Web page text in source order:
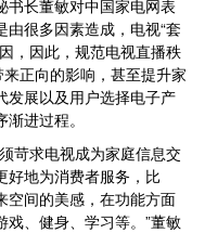
书长董敏对中国家电网表
很多因素造成，电视“套
，因此，规范电视直播秩
正向的影响，甚至提升家
发展以及用户选择电子产
进过程。
求电视成为家庭信息交
好地为消费者服务，比
空间的美感，在功能方面
、健身、学习等。”董敏